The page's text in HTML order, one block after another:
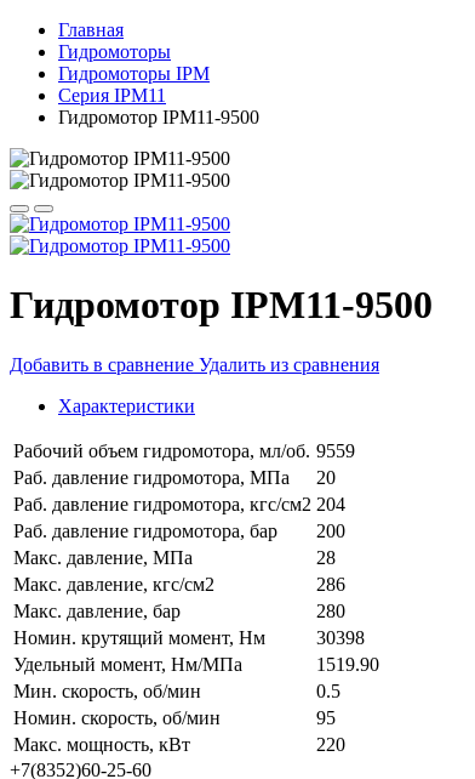
Главная
Гидромоторы
Гидромоторы IPM
Серия IPM11
Гидромотор IPM11-9500
Гидромотор IPM11-9500
Добавить в сравнение Удалить из сравнения
Характеристики
Рабочий объем гидромотора, мл/об. 9559
Раб. давление гидромотора, МПа
20
Раб. давление гидромотора, кгс/см2 204
Раб. давление гидромотора, бар
200
Макс. давление, МПа
28
Макс. давление, кгс/см2
286
Макс. давление, бар
280
Номин. крутящий момент, Нм
30398
Удельный момент, Нм/МПа
1519.90
Мин. скорость, об/мин
0.5
Номин. скорость, об/мин
95
Макс. мощность, кВт
220
+7(8352)60-25-60